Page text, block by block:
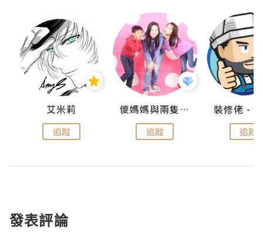
艾米莉
追蹤
儍媽媽與兩隻小魔怪之家
追蹤 追蹤
發表評論